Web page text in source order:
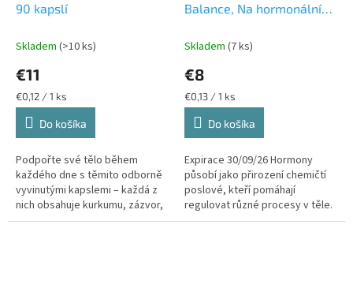
90 kapslí
Skladem (>10 ks)
€11
Jednotková
cena:
€0,12 / 1 ks
Do košíka
Podpořte své tělo během
každého dne s těmito odborně
vyvinutými kapslemi – každá z
nich obsahuje kurkumu, zázvor,
lněný olej a extrakt z šípků, MSM
Balance, Na hormonální
30/09/26
Skladem (7 ks)
€8
Jednotková
cena:
€0,13 / 1 ks
Do košíka
Expirace 30/09/26 Hormony
působí jako přirození chemičtí
poslové, kteří pomáhají
regulovat různé procesy v těle.
Hormony potřebujeme k tomu,